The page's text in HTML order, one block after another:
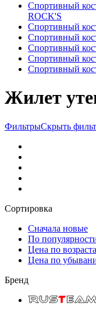
Спортивный
ROCK'S
Спортивный
Спортивный
Спортивный
Спортивный
Спортивный
Жилет
ФильтрыСкрыть
Сортировка
Сначала новые
По
Цена по
Цена по
Бренд